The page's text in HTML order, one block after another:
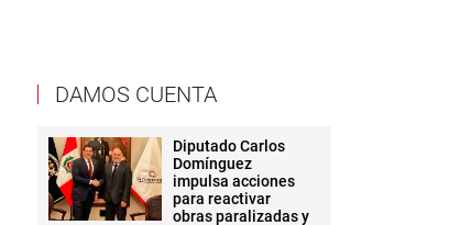
DAMOS CUENTA
Diputado Carlos
Domínguez
impulsa acciones
para reactivar
obras paralizadas y